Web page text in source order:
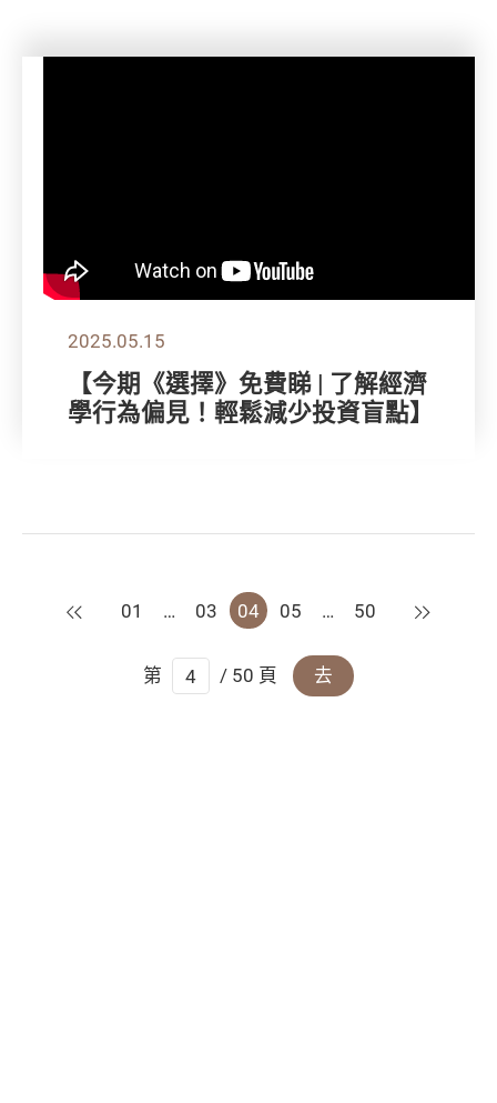
2025.05.15
【今期《選擇》免費睇 | 了解經濟
學行為偏見！輕鬆減少投資盲點】
上一頁
01 … 03 04 05 … 50 下一頁
第 / 50 頁 去